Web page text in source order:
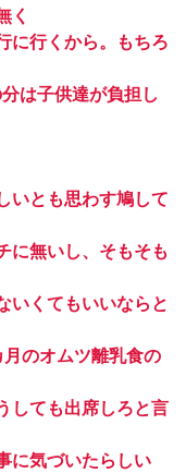
く
に行くから。もちろ
は子供達が負担し
いとも思わす鳩して
に無いし、そもそも
いくてもいいならと
のオムツ離乳食の
しても出席しろと言
に気づいたらしい